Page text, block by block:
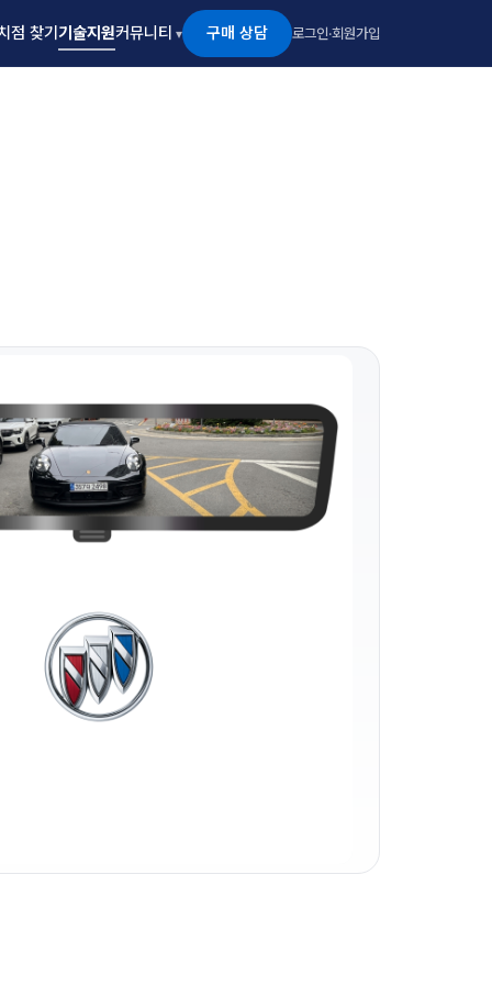
점 찾기 기술지원커뮤니티 구매 상담 로그인·회원가입